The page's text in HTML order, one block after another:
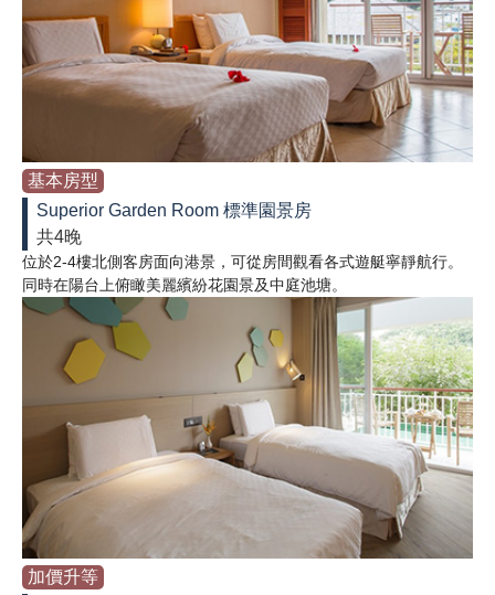
基本房型
Superior Garden Room 標準園景房
共4晚
位於2-4樓北側客房面向港景，可從房間觀看各式遊艇寧靜航行。
同時在陽台上俯瞰美麗繽紛花園景及中庭池塘。
加價升等